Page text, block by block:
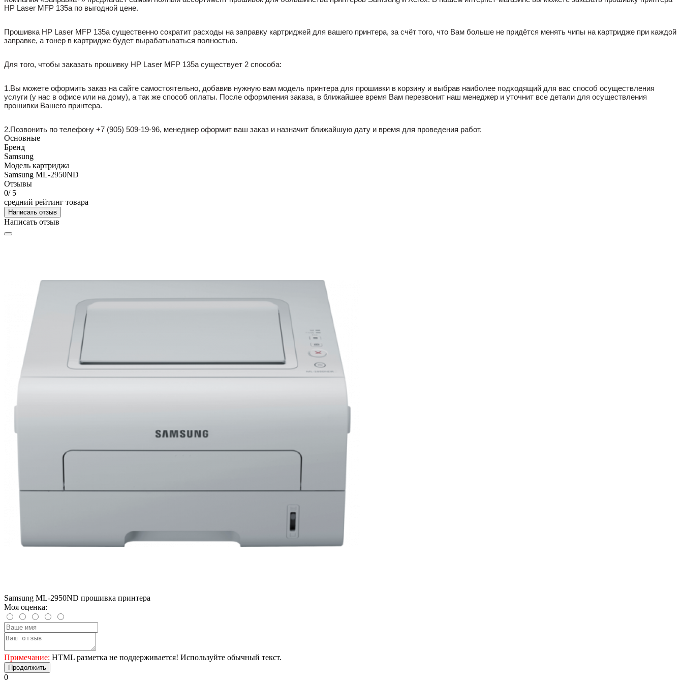
HP Laser MFP 135a по выгодной цене.
Прошивка HP Laser MFP 135a существенно сократит расходы на заправку картриджей для вашего принтера, за счёт того, что Вам больше не придётся менять чипы на картридже при каждой
заправке, а тонер в картридже будет вырабатываться полностью.
Для того, чтобы заказать прошивку HP Laser MFP 135a существует 2 способа:
1.Вы можете оформить заказ на сайте самостоятельно, добавив нужную вам модель принтера для прошивки в корзину и выбрав наиболее подходящий для вас способ осуществления
услуги (у нас в офисе или на дому), а так же способ оплаты. После оформления заказа, в ближайшее время Вам перезвонит наш менеджер и уточнит все детали для осуществления
прошивки Вашего принтера.
2.Позвонить по телефону +7 (905) 509-19-96, менеджер оформит ваш заказ и назначит ближайшую дату и время для проведения работ.
Основные
Бренд
Samsung
Модель картриджа
Samsung ML-2950ND
Отзывы
0/ 5
средний рейтинг товара
Написать отзыв
Написать отзыв
Samsung ML-2950ND прошивка принтера
Моя оценка:
Примечание: HTML разметка не поддерживается! Используйте обычный текст.
Продолжить
0